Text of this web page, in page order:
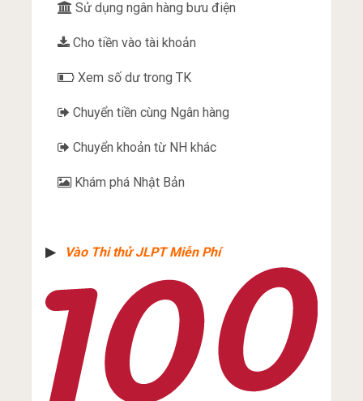
Sử dụng ngân hàng bưu điện
Cho tiền vào tài khoản
Xem số dư trong TK
Chuyển tiền cùng Ngân hàng
Chuyển khoản từ NH khác
Khám phá Nhật Bản
▶︎ Vào Thi thử JLPT Miễn Phí